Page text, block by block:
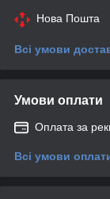
Нова Пошта
Всі умови
Умови оплати
Оплата за
Всі умови